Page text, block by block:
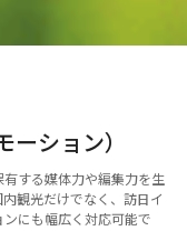
ーション）
する媒体力や編集力を生
観光だけでなく、訪日イ
にも幅広く対応可能で